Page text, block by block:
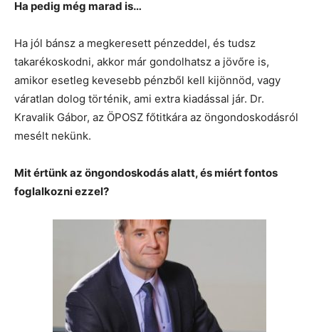
Ha pedig még marad is…
Ha jól bánsz a megkeresett pénzeddel, és tudsz
takarékoskodni, akkor már gondolhatsz a jövőre is,
amikor esetleg kevesebb pénzből kell kijönnöd, vagy
váratlan dolog történik, ami extra kiadással jár. Dr.
Kravalik Gábor, az ÖPOSZ főtitkára az öngondoskodásról
mesélt nekünk.
Mit értünk az öngondoskodás alatt, és miért fontos
foglalkozni ezzel?